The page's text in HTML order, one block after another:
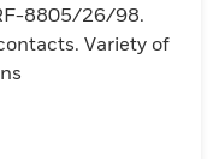
8805/26/98.
Variety of